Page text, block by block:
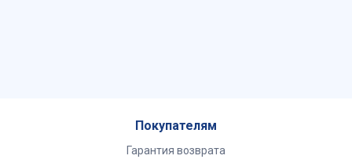
Покупателям
Гарантия возврата